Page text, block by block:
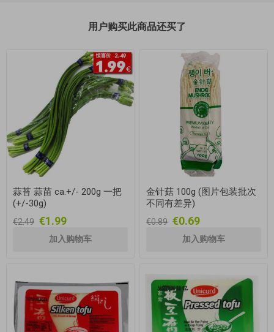
用户购买此商品还买了
蒜苔 蒜苗 ca.+/- 200g 一把
(+/-30g)
€2.49 €1.99
金针菇 100g (图片包装批次
不同有差异)
€0.89 €0.69